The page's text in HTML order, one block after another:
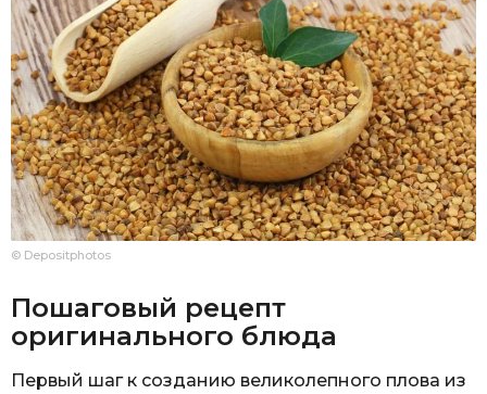
© Depositphotos
Пошаговый рецепт
оригинального блюда
Первый шаг к созданию великолепного плова из